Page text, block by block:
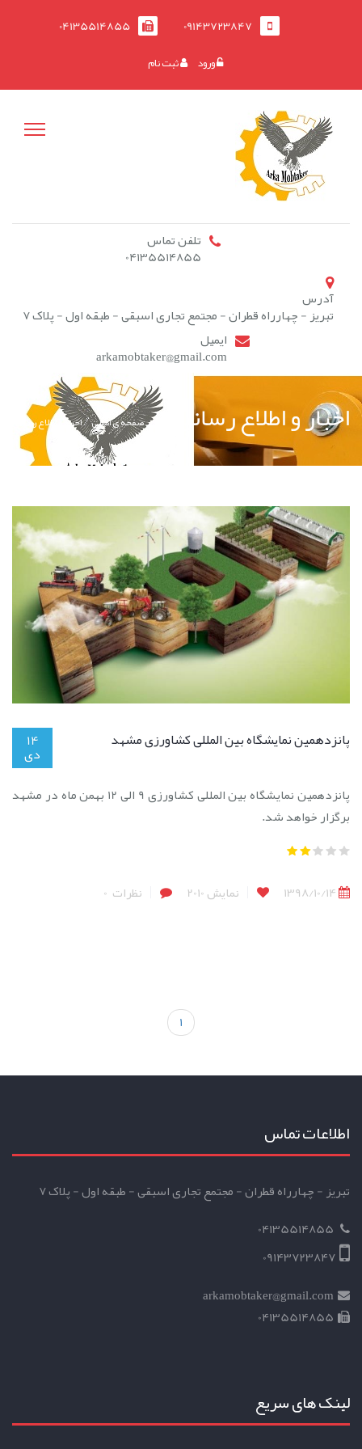
04135514855 09143723847
ثبت نام ورود
تلفن تماس
04135514855
آدرس
تبریز - چهارراه قطران - مجتمع تجاری اسبقی - طبقه اول - پلاک 7
ایمیل
arkamobtaker@gmail.com
اخبار و اطلاع رساني صفحه ی اصلی اخبار و اطلاع رساني
14
دی
پانزدهمین نمایشگاه بین المللی کشاورزی مشهد
پانزدهمین نمایشگاه بین المللی کشاورزی 9 الی 12 بهمن ماه در مشهد
برگزار خواهد شد.
1398/10/14 نمایش نظرات
1
اطلاعات تماس
تبریز - چهارراه قطران - مجتمع تجاری اسبقی - طبقه اول - پلاک 7
09143723847
arkamobtaker@gmail.com
04135514855
لینک های سریع